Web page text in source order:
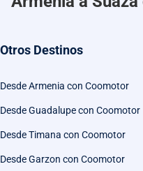
Otros Destinos
Desde Armenia con Coomotor
Desde Guadalupe con Coomotor
Desde Timana con Coomotor
Desde Garzon con Coomotor